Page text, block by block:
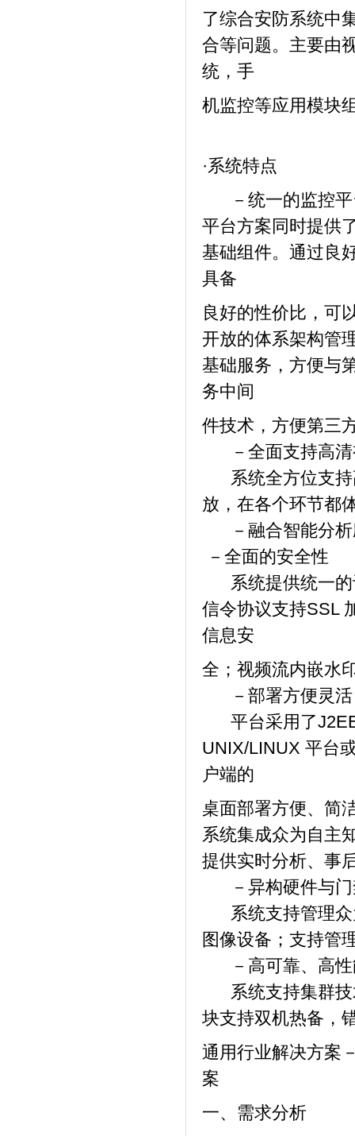
了综合安防系统中
合等问题。主要由
统，手
机监控等应用模块
·系统特点
－统一的监控平
平台方案同时提供
基础组件。通过良
具备
良好的性价比，可
开放的体系架构管
基础服务，方便与
务中间
件技术，方便第三
－全面支持高清
系统全方位支持
放，在各个环节都
－融合智能分析
－全面的安全性
系统提供统一的
信令协议支持SSL
信息安
全；视频流内嵌水
－部署方便灵活
平台采用了J2EE
UNIX/LINUX 平台
户端的
桌面部署方便、简
系统集成众为自主
提供实时分析、事
－异构硬件与门
系统支持管理众
图像设备；支持管
－高可靠、高性
系统支持集群技
块支持双机热备，
通用行业解决方案
案
一、需求分析